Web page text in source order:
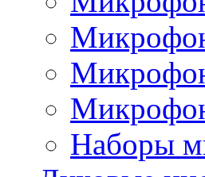
Наборы